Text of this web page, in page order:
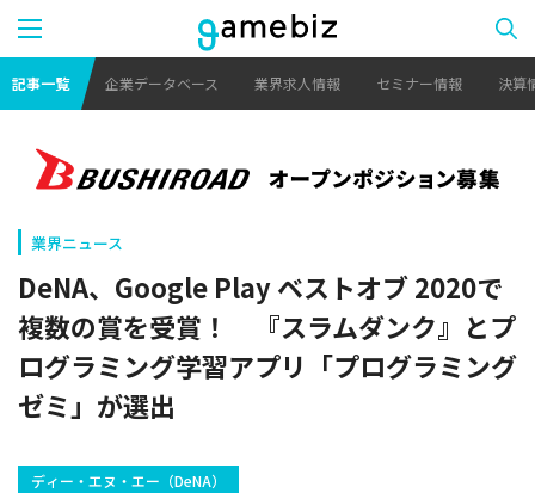
記事一覧 企業データベース 業界求人情報 セミナー情報 決算
業界ニュース
DeNA、Google Play ベストオブ 2020で
複数の賞を受賞！ 『スラムダンク』とプ
ログラミング学習アプリ「プログラミング
ゼミ」が選出
ディー・エヌ・エー（DeNA）